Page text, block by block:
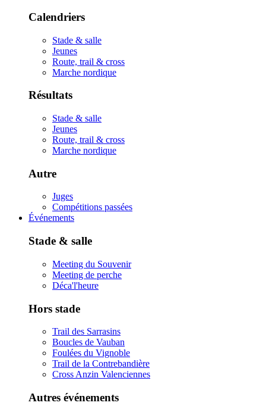
Calendriers
Stade & salle
Jeunes
Route, trail & cross
Marche nordique
Résultats
Stade & salle
Jeunes
Route, trail & cross
Marche nordique
Autre
Juges
Compétitions passées
Événements
Stade & salle
Meeting du Souvenir
Meeting de perche
Déca'l'heure
Hors stade
Trail des Sarrasins
Boucles de Vauban
Foulées du Vignoble
Trail de la Contrebandière
Cross Anzin Valenciennes
Autres événements